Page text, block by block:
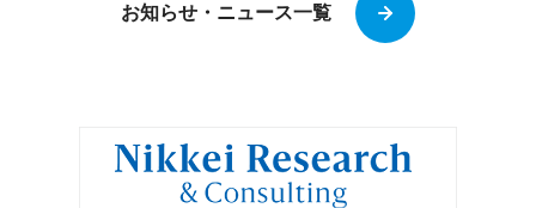
お知らせ・ニュース一覧